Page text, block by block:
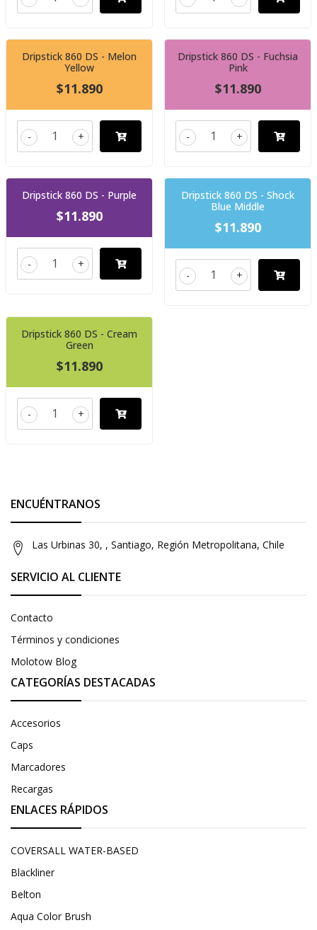
Dripstick 860 DS - Melon
Yellow
$11.890
+
-
Dripstick 860 DS - Fuchsia
Pink
$11.890
+
-
Dripstick 860 DS - Purple
$11.890
+
-
Dripstick 860 DS - Shock
Blue Middle
$11.890
+
-
Dripstick 860 DS - Cream
Green
$11.890
+
-
ENCUÉNTRANOS
Las Urbinas 30, , Santiago, Región Metropolitana, Chile
SERVICIO AL CLIENTE
Contacto
Términos y condiciones
Molotow Blog
CATEGORÍAS DESTACADAS
Accesorios
Caps
Marcadores
Recargas
ENLACES RÁPIDOS
COVERSALL WATER-BASED
Blackliner
Belton
Aqua Color Brush